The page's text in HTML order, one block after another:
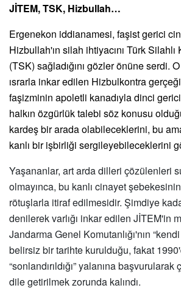
JİTEM, TSK, Hizbullah…
Ergenekon iddianamesi, faşist gerici
Hizbullah'ın silah ihtiyacını Türk
(TSK) sağladığını gözler önüne serdi.
ısrarla inkar edilen Hizbulkontra
faşizminin apoletli kanadıyla dinci
halkın özgürlük talebi söz konusu
kardeş bir arada olabileceklerini, bu
kanlı bir işbirliği sergileyebileceklerini
Yaşananlar, art arda dilleri çözülenleri
olmayınca, bu kanlı cinayet şebekesinin
rötuşlarla itiraf edilmesidir. Şimdiye
denilerek varlığı inkar edilen JİTEM'in
Jandarma Genel Komutanlığı'nın “
belirsiz bir tarihte kurulduğu, fakat
“sonlandırıldığı” yalanına
dile getirilmek zorunda kalındı.